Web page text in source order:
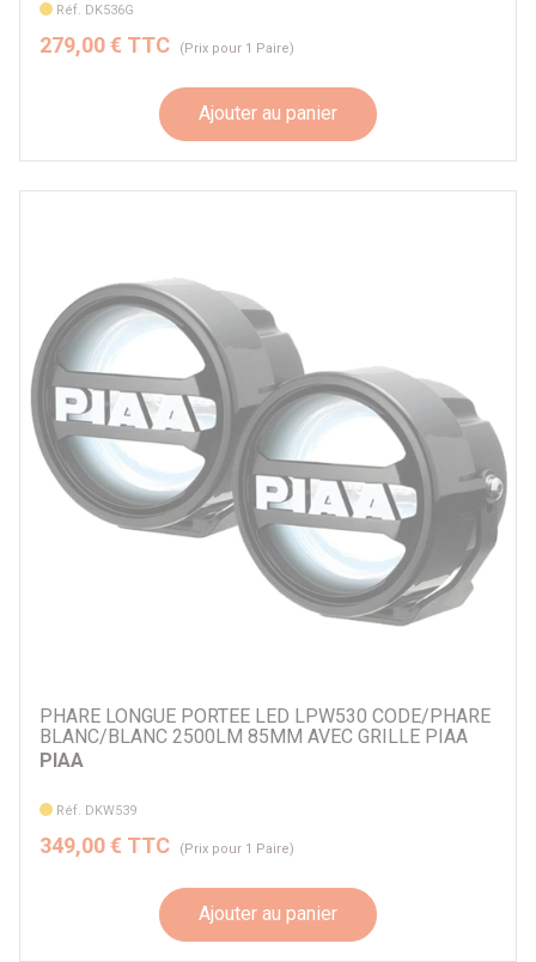
Réf. DK536G
279,00 € TTC (Prix pour 1 Paire)
Ajouter au panier
PHARE LONGUE PORTEE LED LPW530 CODE/PHARE
BLANC/BLANC 2500LM 85MM AVEC GRILLE PIAA
PIAA
Réf. DKW539
349,00 € TTC (Prix pour 1 Paire)
Ajouter au panier
OSRAM
PIAA
TECHNIK OFF ROAD